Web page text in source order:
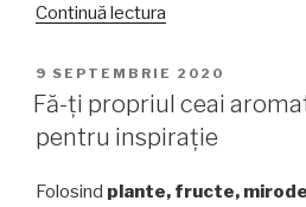
Continuă lectura
o
rutină
seară
relaxantă”
PUBLICAT
PE
9 SEPTEMBRIE 2020
Fă-ți propriul ceai
pentru inspirație
Folosind plante, fructe,